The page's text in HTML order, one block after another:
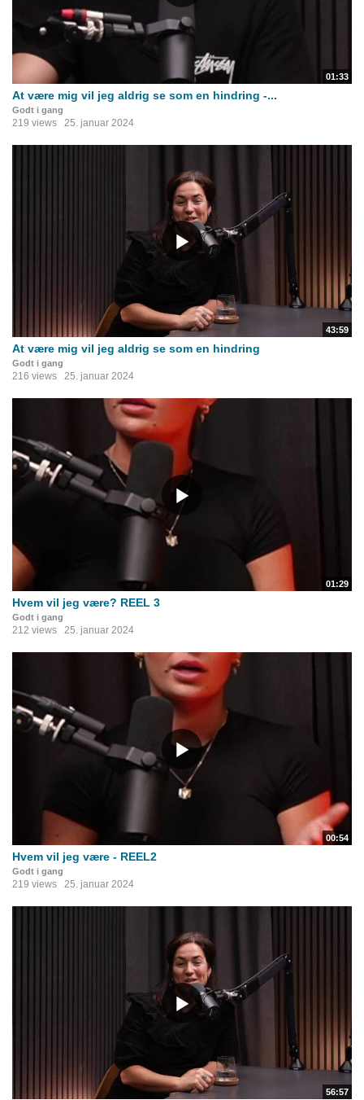
01:33
At være mig vil jeg aldrig se som en hindring -...
Godt i gang
219 views 25. januar 2024
43:59
At være mig vil jeg aldrig se som en hindring
Godt i gang
216 views 25. januar 2024
01:29
Hvem vil jeg være? REEL 3
Godt i gang
212 views 25. januar 2024
00:54
Hvem vil jeg være - REEL2
Godt i gang
219 views 25. januar 2024
56:57